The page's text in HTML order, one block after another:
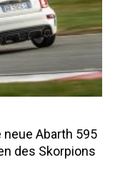
Abarth 595
des Skorpions